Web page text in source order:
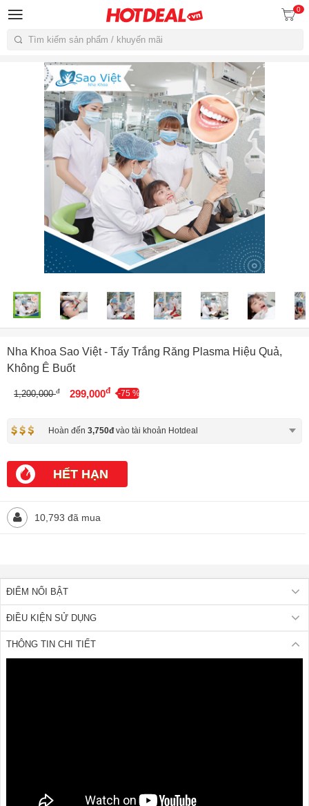
Tìm kiếm
0
Nha Khoa Sao Việt - Tẩy Trắng Răng Plasma Hiệu Quả,
Không Ê Buốt
1,200,000đ 299,000đ -75 %
Hoàn đến3,750đvào tài khoản Hotdeal
HẾT HẠN
10,793 đã mua
ĐIỂM NỔI BẬT
ĐIỀU KIỆN SỬ DỤNG
THÔNG TIN CHI TIẾT